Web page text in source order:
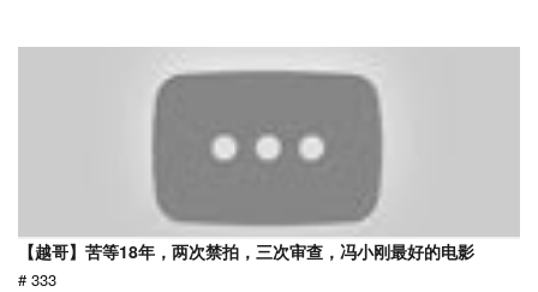
【越哥】苦等18年，两次禁拍，三次审查，冯小刚最好的电影
# 333